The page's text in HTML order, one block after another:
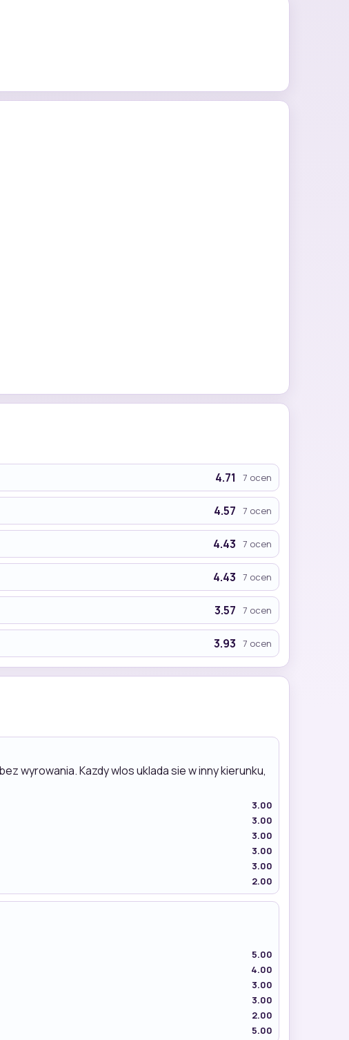
4.71 7 ocen
4.57 7 ocen
4.43 7 ocen
4.43 7 ocen
3.57 7 ocen
3.93 7 ocen
wyrowania. Kazdy wlos uklada sie w inny kierunku,
3.00
3.00
3.00
3.00
3.00
2.00
5.00
4.00
3.00
3.00
2.00
5.00